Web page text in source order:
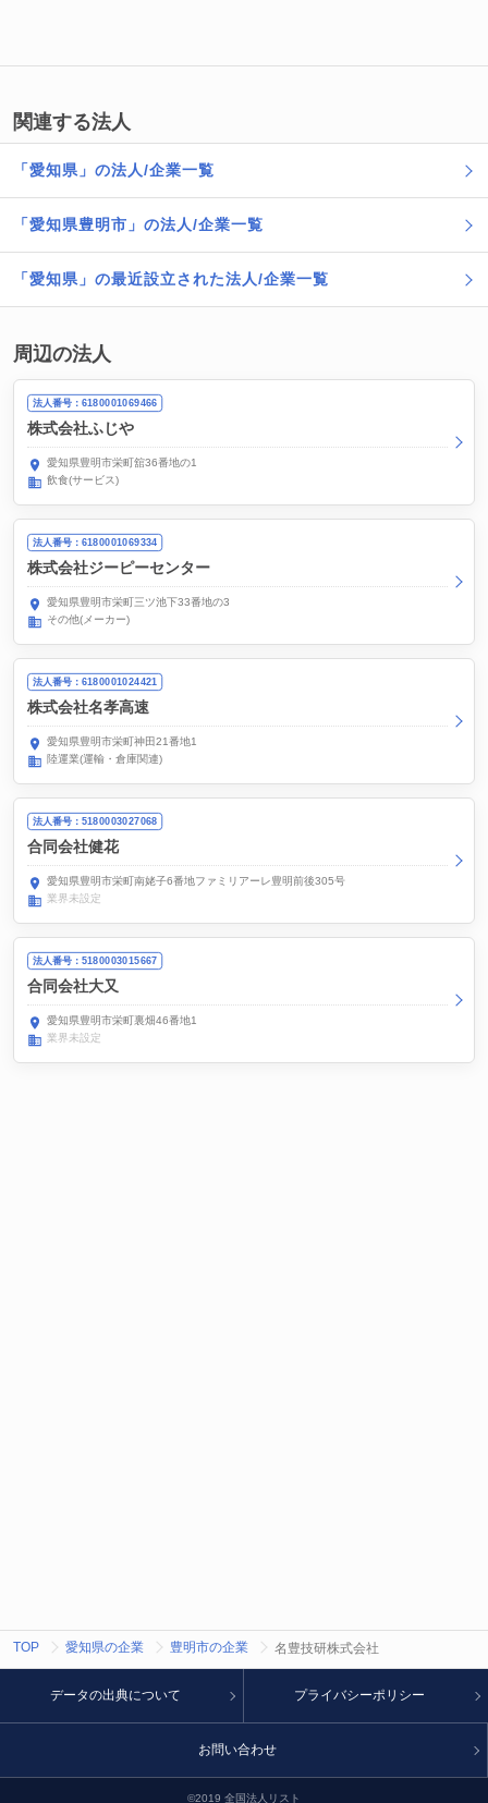
関連する法人
「愛知県」の法人/企業一覧
「愛知県豊明市」の法人/企業一覧
「愛知県」の最近設立された法人/企業一覧
周辺の法人
法人番号：6180001069466
株式会社ふじや
愛知県豊明市栄町舘36番地の1
飲食(サービス)
法人番号：6180001069334
株式会社ジーピーセンター
愛知県豊明市栄町三ツ池下33番地の3
その他(メーカー)
法人番号：6180001024421
株式会社名孝高速
愛知県豊明市栄町神田21番地1
陸運業(運輸・倉庫関連)
法人番号：5180003027068
合同会社健花
愛知県豊明市栄町南姥子6番地ファミリアーレ豊明前後305号
業界未設定
法人番号：5180003015667
合同会社大又
愛知県豊明市栄町裏畑46番地1
業界未設定
TOP 愛知県の企業 豊明市の企業 名豊技研株式会社
©2019 全国法人リスト
データの出典について プライバシーポリシー
お問い合わせ